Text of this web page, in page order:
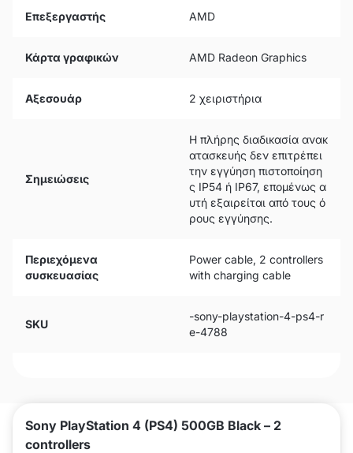
Sony PlayStation 4 (PS4) 500GB Black – 2
controllers
Επεξεργαστής AMD
Κάρτα γραφικών AMD Radeon Graphics
Αξεσουάρ 2 χειριστήρια
Σημειώσεις
Η πλήρης διαδικασία ανακ
ατασκευής δεν επιτρέπει
την εγγύηση πιστοποίηση
ς IP54 ή IP67, επομένως α
υτή εξαιρείται από τους ό
ρους εγγύησης.
Περιεχόμενα
συσκευασίας
Power cable, 2 controllers
with charging cable
SKU
-sony-playstation-4-ps4-r
e-4788